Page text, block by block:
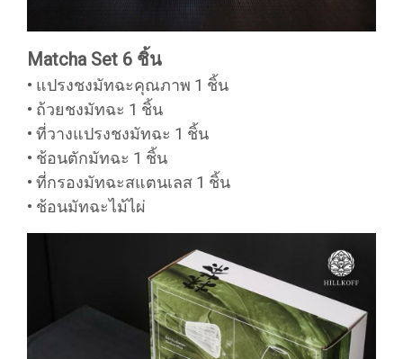
Matcha Set 6 ชิ้น
• แปรงชงมัทฉะคุณภาพ 1 ชิ้น
• ถ้วยชงมัทฉะ 1 ชิ้น
• ที่วางแปรงชงมัทฉะ 1 ชิ้น
• ช้อนตักมัทฉะ 1 ชิ้น
• ที่กรองมัทฉะสแตนเลส 1 ชิ้น
• ช้อนมัทฉะไม้ไผ่